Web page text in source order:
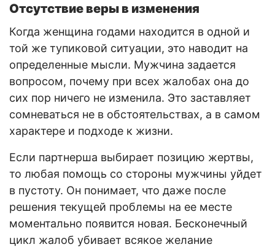
Отсутствие веры в изменения
Когда женщина годами находится в одной и
той же тупиковой ситуации, это наводит на
определенные мысли. Мужчина задается
вопросом, почему при всех жалобах она до
сих пор ничего не изменила. Это заставляет
сомневаться не в обстоятельствах, а в самом
характере и подходе к жизни.
Если партнерша выбирает позицию жертвы,
то любая помощь со стороны мужчины уйдет
в пустоту. Он понимает, что даже после
решения текущей проблемы на ее месте
моментально появится новая. Бесконечный
цикл жалоб убивает всякое желание